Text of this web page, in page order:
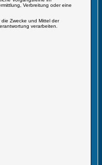
Verbreitung oder eine
Zwecke und Mittel der
verarbeiten.